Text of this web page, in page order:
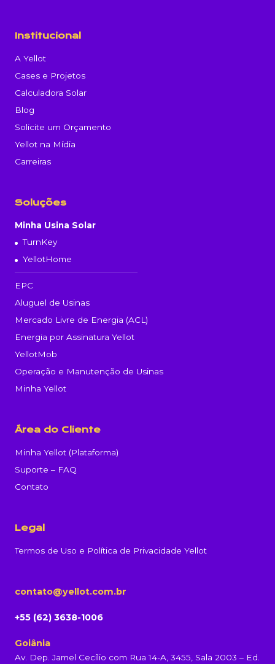
Institucional
A Yellot
Cases e Projetos
Calculadora Solar
Blog
Solicite um Orçamento
Yellot na Mídia
Carreiras
Soluções
Minha Usina Solar
TurnKey
YellotHome
EPC
Aluguel de Usinas
Mercado Livre de Energia (ACL)
Energia por Assinatura Yellot
YellotMob
Operação e Manutenção de Usinas
Minha Yellot
Área do Cliente
Minha Yellot (Plataforma)
Suporte – FAQ
Contato
Legal
Termos de Uso e Política de Privacidade Yellot
contato@yellot.com.br
+55 (62) 3638-1006
Goiânia
Av. Dep. Jamel Cecílio com Rua 14-A, 3455, Sala 2003 – Ed.